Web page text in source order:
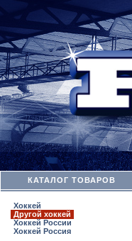
КАТАЛОГ ТОВАРОВ
Хоккей
Другой хоккей
Хоккей России
Хоккей Россия